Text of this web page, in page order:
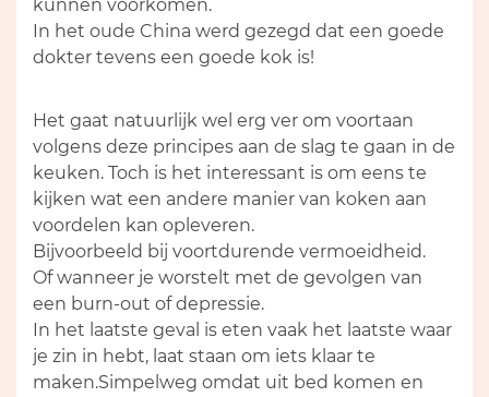
kunnen voorkomen.
In het oude China werd gezegd dat een goede
dokter tevens een goede kok is!
Het gaat natuurlijk wel erg ver om voortaan
volgens deze principes aan de slag te gaan in de
keuken. Toch is het interessant is om eens te
kijken wat een andere manier van koken aan
voordelen kan opleveren.
Bijvoorbeeld bij voortdurende vermoeidheid.
Of wanneer je worstelt met de gevolgen van
een burn-out of depressie.
In het laatste geval is eten vaak het laatste waar
je zin in hebt, laat staan om iets klaar te
maken.Simpelweg omdat uit bed komen en